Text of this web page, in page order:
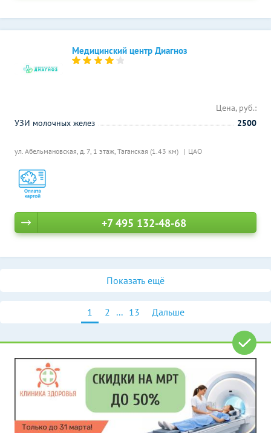
Медицинский центр Диагноз
ул. Абельмановская, д. 7, 1 этаж, Таганская (1.43 км) ЦАО
Цена, руб.:
УЗИ молочных желез
2500
+7 495 132-48-68
Показать ещё
1 2 ... 13 Дальше